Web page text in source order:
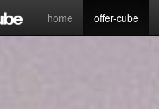
home offer-cube